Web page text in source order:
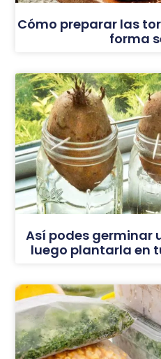
Cómo preparar las
forma
Así podes germinar
luego plantarla en